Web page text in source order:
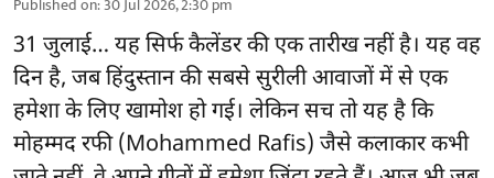
Published on:30 Jul 2026, 2:30 pm
31 जुलाई… यह सिर्फ कैलेंडर की एक तारीख नहीं है। यह वह
दिन है, जब हिंदुस्तान की सबसे सुरीली आवाजों में से एक
हमेशा के लिए खामोश हो गई। लेकिन सच तो यह है कि
मोहम्मद रफी (Mohammed Rafis) जैसे कलाकार कभी